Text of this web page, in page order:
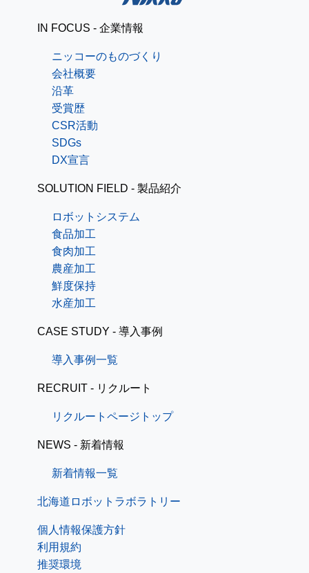
IN FOCUS - 企業情報
ニッコーのものづくり
会社概要
沿革
受賞歴
CSR活動
SDGs
DX宣言
SOLUTION FIELD - 製品紹介
ロボットシステム
食品加工
食肉加工
農産加工
鮮度保持
水産加工
CASE STUDY - 導入事例
導入事例一覧
RECRUIT - リクルート
リクルートページトップ
NEWS - 新着情報
新着情報一覧
北海道ロボットラボラトリー
個人情報保護方針
利用規約
推奨環境